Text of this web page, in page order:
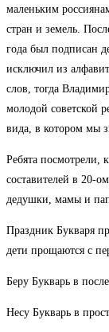
маленьким
стран и земель.
года был подписан
исключил из
слов, тогда
молодой советской
вида, в котором мы
Ребята посмотрели,
составителей в 20-
дедушки, мамы и
Праздник Букваря
дети прощаются с
Беру Букварь в
Несу Букварь в